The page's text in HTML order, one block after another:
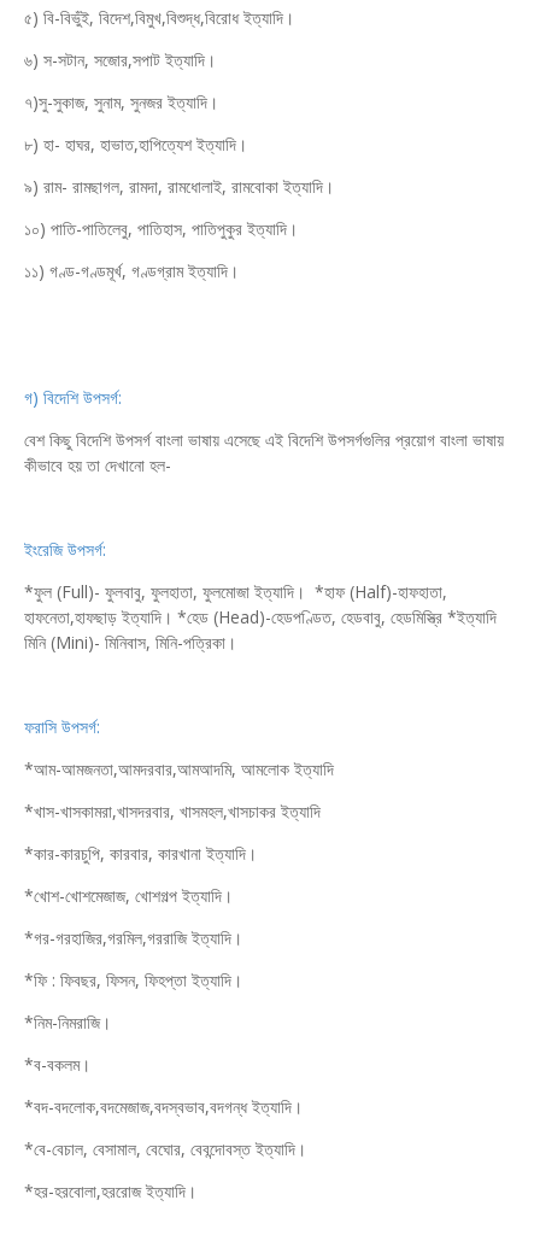
৫) বি-বিভুঁই, বিদেশ,বিমুখ,বিশুদ্ধ,বিরোধ ইত্যাদি।
৬) স-সটান, সজোর,সপাট ইত্যাদি।
৭)সু-সুকাজ, সুনাম, সুনজর ইত্যাদি।
৮) হা- হাঘর, হাভাত,হাপিত্যেশ ইত্যাদি।
৯) রাম- রামছাগল, রামদা, রামধোলাই, রামবোকা ইত্যাদি।
১০) পাতি-পাতিলেবু, পাতিহাস, পাতিপুকুর ইত্যাদি।
১১) গণ্ড-গণ্ডমূর্খ, গণ্ডগ্রাম ইত্যাদি।
গ) বিদেশি উপসর্গ:
বেশ কিছু বিদেশি উপসর্গ বাংলা ভাষায় এসেছে এই বিদেশি উপসর্গগুলির প্রয়োগ বাংলা ভাষায়
কীভাবে হয় তা দেখানো হল-
ইংরেজি উপসর্গ:
*ফুল (Full)- ফুলবাবু, ফুলহাতা, ফুলমোজা ইত্যাদি। *হাফ (Half)-হাফহাতা,
হাফনেতা,হাফছাড় ইত্যাদি। *হেড (Head)-হেডপণ্ডিত, হেডবাবু, হেডমিস্ত্রি *ইত্যাদি
মিনি (Mini)- মিনিবাস, মিনি-পত্রিকা।
ফরাসি উপসর্গ:
*আম-আমজনতা,আমদরবার,আমআদমি, আমলোক ইত্যাদি
*খাস-খাসকামরা,খাসদরবার, খাসমহল,খাসচাকর ইত্যাদি
*কার-কারচুপি, কারবার, কারখানা ইত্যাদি।
*খোশ-খোশমেজাজ, খোশগল্প ইত্যাদি।
*গর-গরহাজির,গরমিল,গররাজি ইত্যাদি।
*ফি : ফিবছর, ফিসন, ফিহপ্তা ইত্যাদি।
*নিম-নিমরাজি।
*ব-বকলম।
*বদ-বদলোক,বদমেজাজ,বদস্বভাব,বদগন্ধ ইত্যাদি।
*বে-বেচাল, বেসামাল, বেঘোর, বেবন্দোবস্ত ইত্যাদি।
*হর-হরবোলা,হররোজ ইত্যাদি।